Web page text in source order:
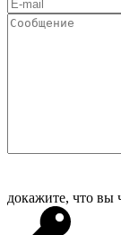
докажите, что вы